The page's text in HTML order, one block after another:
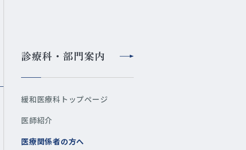
診療科・部門案内
緩和医療科トップページ
医師紹介
医療関係者の方へ